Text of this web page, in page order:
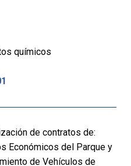
químicos
de contratos de:
Económicos del Parque y
de Vehículos de